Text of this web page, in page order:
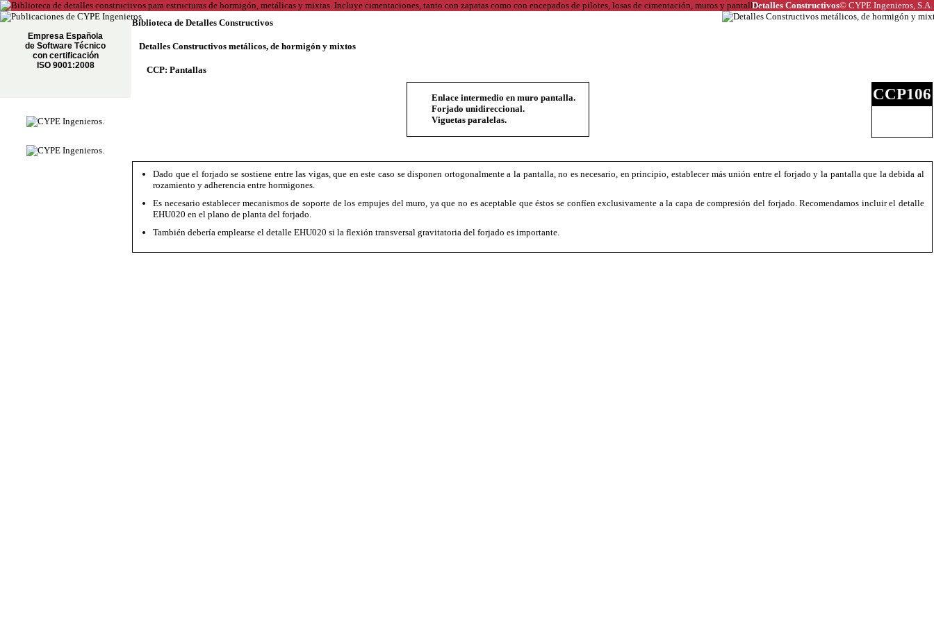
Detalles Constructivos© CYPE Ingenieros, S.A.
Empresa Española
de Software Técnico
con certificación
ISO 9001:2008
Biblioteca de Detalles Constructivos
Detalles Constructivos metálicos, de hormigón y mixtos
CCP: Pantallas
Enlace intermedio en muro pantalla.
Forjado unidireccional.
Viguetas paralelas.
CCP106
Dado que el forjado se sostiene entre las vigas, que en este caso se disponen ortogonalmente a la pantalla, no es necesario, en principio, establecer más unión entre el forjado y la pantalla que la debida al
rozamiento y adherencia entre hormigones.
Es necesario establecer mecanismos de soporte de los empujes del muro, ya que no es aceptable que éstos se confíen exclusivamente a la capa de compresión del forjado. Recomendamos incluir el detalle
EHU020 en el plano de planta del forjado.
También debería emplearse el detalle EHU020 si la flexión transversal gravitatoria del forjado es importante.